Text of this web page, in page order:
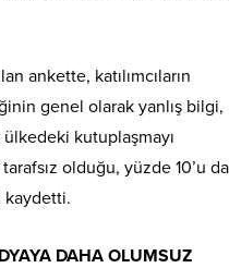
ankette, katılımcıların
genel olarak yanlış bilgi,
kutuplaşmayı
olduğu, yüzde 10’u da
kaydetti.
DAHA OLUMSUZ